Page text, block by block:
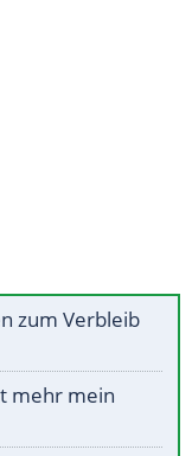
zum Verbleib
mehr mein